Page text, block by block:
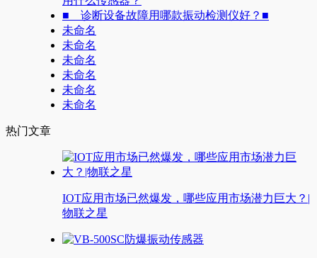
■ 诊断设备故障用哪款振动检测仪好？■
未命名
未命名
未命名
未命名
未命名
未命名
热门文章
IOT应用市场已然爆发，哪些应用市场潜力巨大？|
物联之星